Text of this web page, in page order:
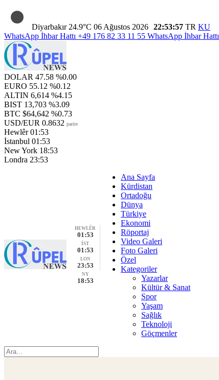
Diyarbakır 24.9°C 06 Ağustos 2026 22:53:57 TR KU
WhatsApp İhbar Hattı +49 176 82 33 11 55 WhatsApp İhbar Hattı
DOLAR 47.58 %0.00
EURO 55.12 %0.12
ALTIN 6,614 %4.15
BIST 13,703 %3.09
BTC $64,642 %0.73
USD/EUR 0.8632 parite
Hewlêr 01:53
İstanbul 01:53
New York 18:53
Londra 23:53
HEWLÊR
01:53
İST
01:53
LON
23:53
NY
18:53
Ana Sayfa
Kürdistan
Ortadoğu
Dünya
Türkiye
Ekonomi
Röportaj
Video Galeri
Foto Galeri
Özel
Kategoriler
Yazarlar
Kültür & Sanat
Spor
Yaşam
Sağlık
Teknoloji
Göçmenler